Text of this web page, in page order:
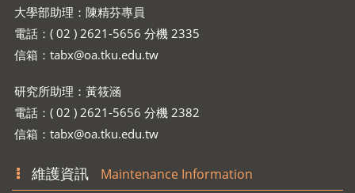
大學部助理：陳精芬專員
電話：( 02 ) 2621-5656 分機 2335
信箱： tabx@oa.tku.edu.tw
研究所助理：黃筱涵
電話：( 02 ) 2621-5656 分機 2382
信箱： tabx@oa.tku.edu.tw
維護資訊 Maintenance Information